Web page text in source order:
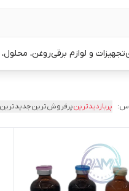
تجهیزات و لوازم برقیروغن،
پربازدیدترینپرفروش‌ترینجدیدترین